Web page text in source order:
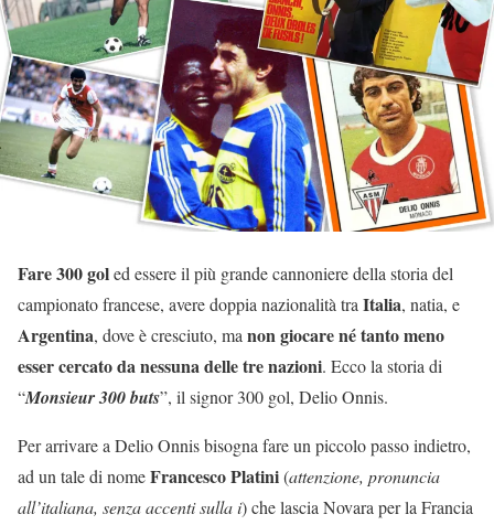
Fare 300 goled essere il più grande cannoniere della storia del
campionato francese, avere doppia nazionalità tra Italia, natia, e
Argentina, dove è cresciuto, ma non giocare né tanto meno
esser cercato da nessuna delle tre nazioni. Ecco la storia di
“Monsieur 300 buts”, il signor 300 gol, Delio Onnis.
Per arrivare a Delio Onnis bisogna fare un piccolo passo indietro,
ad un tale di nomeFrancesco Platini(attenzione, pronuncia
all’italiana, senza accenti sulla i) che lascia Novara per la Francia